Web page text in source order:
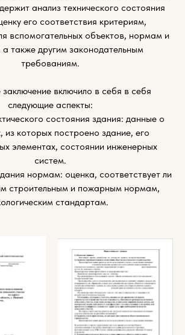
анализ технического состояния
его соответствия критериям,
вспомогательных объектов, нормам и
также другим законодательным
требованиям.
заключение включило в себя в себя
следующие аспекты:
состояния здания: данные о
из которых построено здание, его
элементах, состоянии инженерных
систем.
нормам: оценка, соответствует ли
строительным и пожарным нормам,
стандартам.